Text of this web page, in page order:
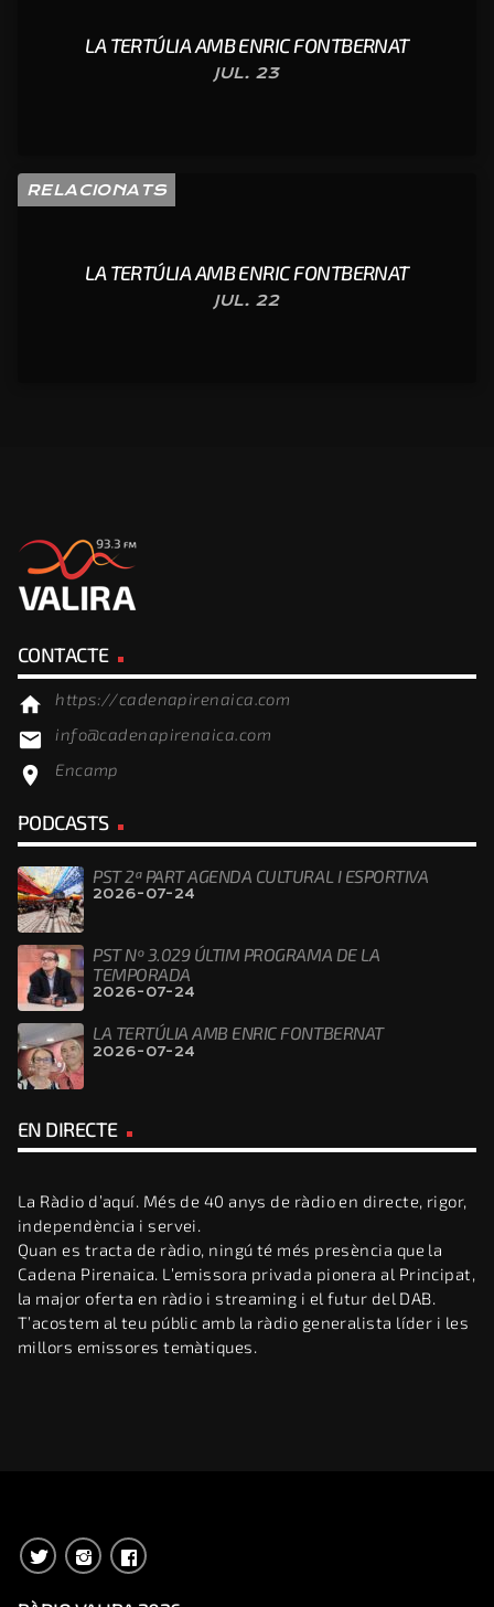
LA TERTÚLIA AMB ENRIC FONTBERNAT
JUL. 23
RELACIONATS
LA TERTÚLIA AMB ENRIC FONTBERNAT
JUL. 22
CONTACTE
home https://cadenapirenaica.com
email info@cadenapirenaica.com
location_on Encamp
PODCASTS
PST 2ª PART AGENDA CULTURAL I ESPORTIVA
2026-07-24
PST Nº 3.029 ÚLTIM PROGRAMA DE LA
TEMPORADA
2026-07-24
LA TERTÚLIA AMB ENRIC FONTBERNAT
2026-07-24
EN DIRECTE
La Ràdio d’aquí. Més de 40 anys de ràdio en directe, rigor,
independència i servei.
Quan es tracta de ràdio, ningú té més presència que la
Cadena Pirenaica. L’emissora privada pionera al Principat,
la major oferta en ràdio i streaming i el futur del DAB.
T’acostem al teu públic amb la ràdio generalista líder i les
millors emissores temàtiques.